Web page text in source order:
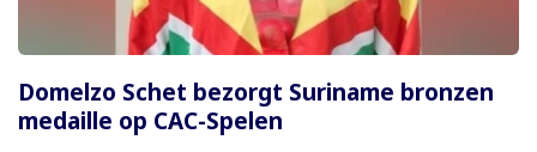
Domelzo Schet bezorgt Suriname bronzen
medaille op CAC-Spelen